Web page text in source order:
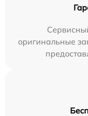
оригинальные